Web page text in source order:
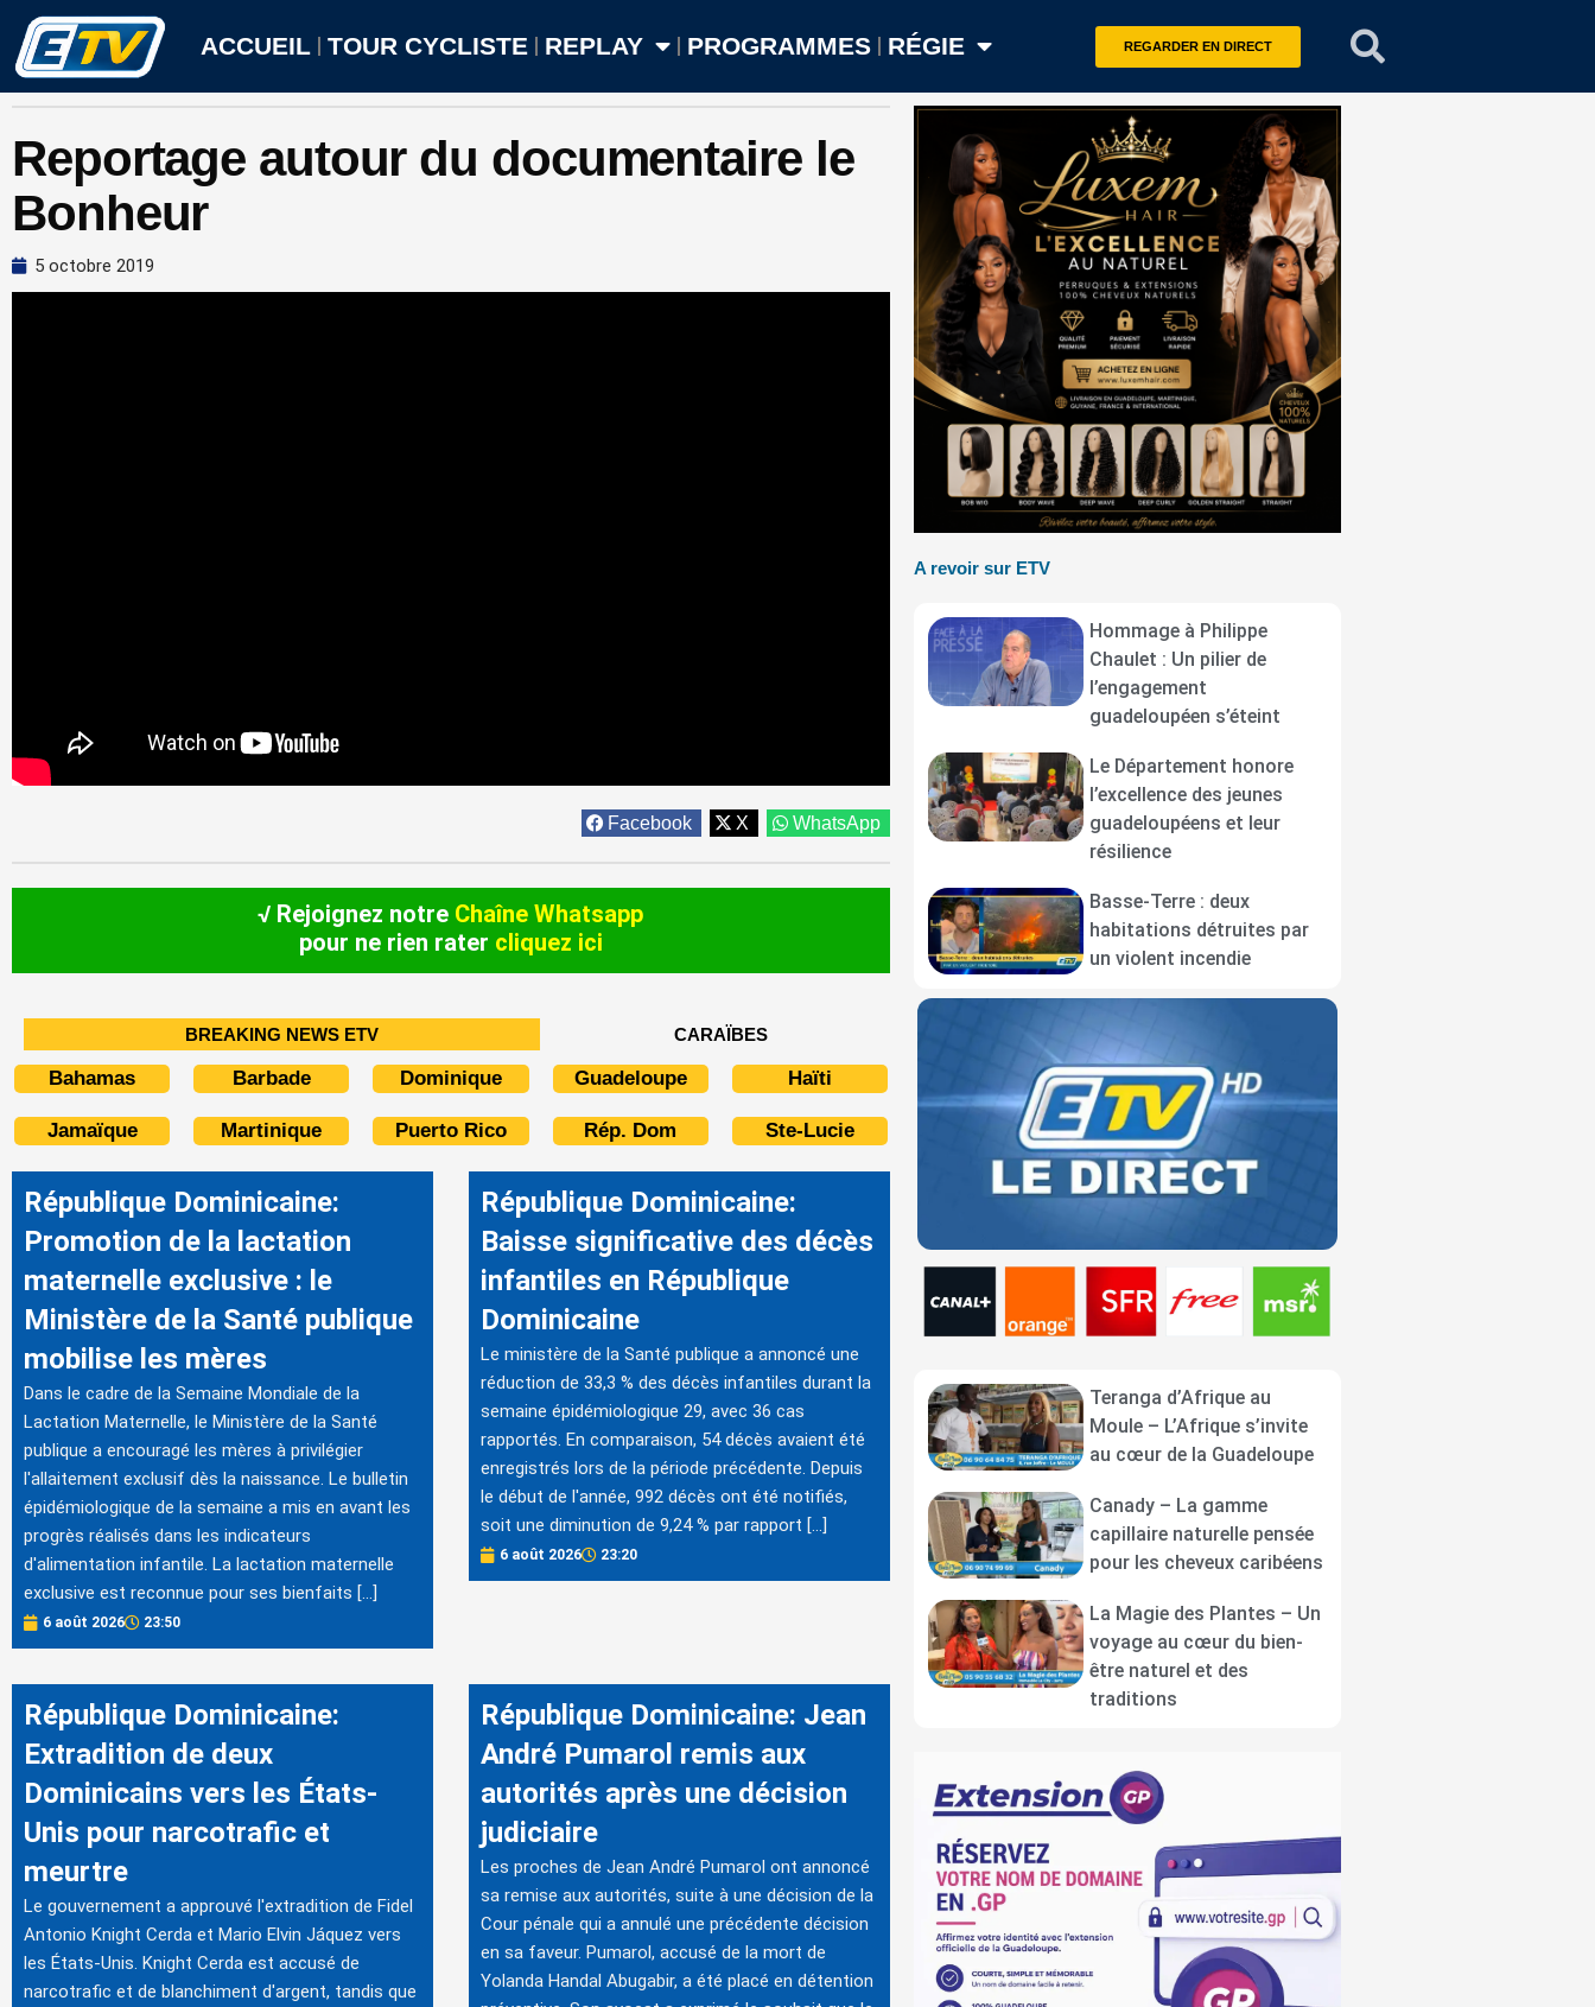
Aller
contenu
ACCUEIL TOUR CYCLISTE REPLAY PROGRAMMES RÉGIE REGARDER EN DIRECT
Reportage autour du documentaire le
Bonheur
5 octobre 2019
Facebook X WhatsApp
√ Rejoignez notre Chaîne Whatsapp
pour ne rien rater cliquez ici
BREAKING NEWS ETV CARAÏBES
Bahamas Barbade Dominique Guadeloupe Haïti
Jamaïque Martinique Puerto Rico Rép. Dom Ste-Lucie
République Dominicaine:
Promotion de la lactation
maternelle exclusive : le
Ministère de la Santé publique
mobilise les mères
Dans le cadre de la Semaine Mondiale de la
Lactation Maternelle, le Ministère de la Santé
publique a encouragé les mères à privilégier
l'allaitement exclusif dès la naissance. Le bulletin
épidémiologique de la semaine a mis en avant les
progrès réalisés dans les indicateurs
d'alimentation infantile. La lactation maternelle
exclusive est reconnue pour ses bienfaits […]
6 août 2026 23:50
République Dominicaine:
Baisse significative des décès
infantiles en République
Dominicaine
Le ministère de la Santé publique a annoncé une
réduction de 33,3 % des décès infantiles durant la
semaine épidémiologique 29, avec 36 cas
rapportés. En comparaison, 54 décès avaient été
enregistrés lors de la période précédente. Depuis
le début de l'année, 992 décès ont été notifiés,
soit une diminution de 9,24 % par rapport […]
6 août 2026 23:20
République Dominicaine:
Extradition de deux
Dominicains vers les États-
Unis pour narcotrafic et
meurtre
Le gouvernement a approuvé l'extradition de Fidel
Antonio Knight Cerda et Mario Elvin Jáquez vers
les États-Unis. Knight Cerda est accusé de
narcotrafic et de blanchiment d'argent, tandis que
République Dominicaine: Jean
André Pumarol remis aux
autorités après une décision
judiciaire
Les proches de Jean André Pumarol ont annoncé
sa remise aux autorités, suite à une décision de la
Cour pénale qui a annulé une précédente décision
en sa faveur. Pumarol, accusé de la mort de
Yolanda Handal Abugabir, a été placé en détention
A revoir sur ETV
Hommage à Philippe
Chaulet : Un pilier de
l’engagement
guadeloupéen s’éteint
Le Département honore
l’excellence des jeunes
guadeloupéens et leur
résilience
Basse-Terre : deux
habitations détruites par
un violent incendie
Teranga d’Afrique au
Moule – L’Afrique s’invite
au cœur de la Guadeloupe
Canady – La gamme
capillaire naturelle pensée
pour les cheveux caribéens
La Magie des Plantes – Un
voyage au cœur du bien-
être naturel et des
traditions